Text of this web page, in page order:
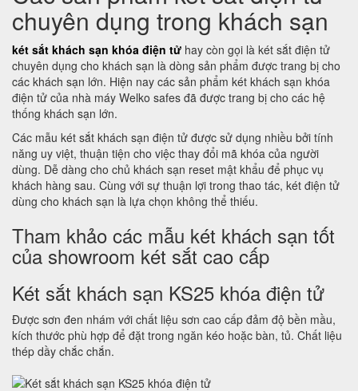
chuyên dụng trong khách sạn
két sắt khách sạn khóa điện tử hay còn gọi là két sắt điện tử
chuyên dụng cho khách sạn là dòng sản phẩm được trang bị cho
các khách sạn lớn. Hiện nay các sản phẩm két khách sạn khóa
điện tử của nhà máy Welko safes đã được trang bị cho các hệ
thống khách sạn lớn.
Các mẫu két sắt khách sạn điện tử được sử dụng nhiều bởi tính
năng uy việt, thuận tiện cho việc thay đổi mã khóa của người
dùng. Dễ dàng cho chủ khách sạn reset mật khẩu để phục vụ
khách hàng sau. Cùng với sự thuận lợi trong thao tác, két điện tử
dùng cho khách sạn là lựa chọn không thể thiếu.
Tham khảo các mẫu két khách sạn tốt
của showroom két sắt cao cấp
Két sắt khách sạn KS25 khóa điện tử
Được sơn đen nhám với chất liệu sơn cao cấp đảm độ bền mầu,
kích thước phù hợp để đặt trong ngăn kéo hoặc bàn, tủ. Chất liệu
thép dầy chắc chắn.